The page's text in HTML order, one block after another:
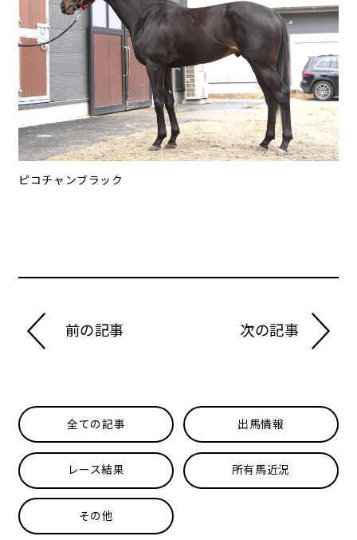
ピコチャンブラック
前の記事 次の記事
全ての記事 出馬情報
レース結果 所有馬近況
その他